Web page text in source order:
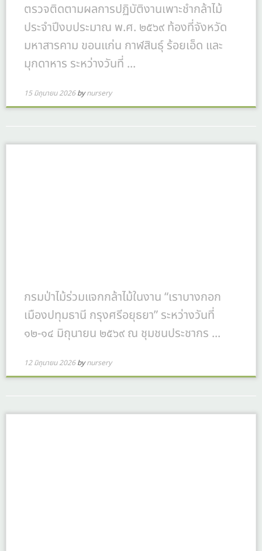
ตรวจติดตามผลการปฏิบัติงานเพาะชำกล้าไม้
ประจำปีงบประมาณ พ.ศ. ๒๕๖๙ ท้องที่จังหวัด
มหาสารคาม ขอนแก่น กาฬสินธุ์ ร้อยเอ็ด และ
มุกดาหาร ระหว่างวันที่ ...
15 มิถุนายน 2026 bynursery
กรมป่าไม้ร่วมแจกกล้าไม้ในงาน “เราบางกอก
เมืองปทุมธานี กรุงศรีอยุธยา” ระหว่างวันที่
๑๒-๑๔ มิถุนายน ๒๕๖๙ ณ ชุมชนประชากร ...
12 มิถุนายน 2026 bynursery